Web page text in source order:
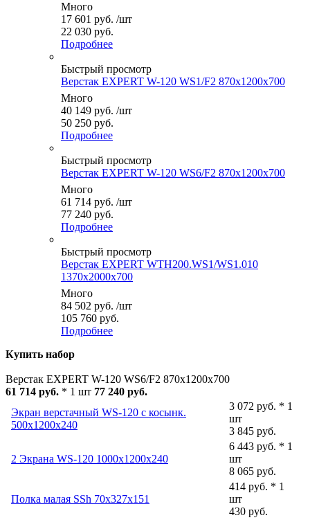
Много
17 601 руб. /шт
22 030 руб.
Подробнее
Быстрый просмотр
Верстак EXPERT W-120 WS1/F2 870x1200x700
Много
40 149 руб. /шт
50 250 руб.
Подробнее
Быстрый просмотр
Верстак EXPERT W-120 WS6/F2 870x1200x700
Много
61 714 руб. /шт
77 240 руб.
Подробнее
Быстрый просмотр
Верстак EXPERT WTH200.WS1/WS1.010
1370x2000x700
Много
84 502 руб. /шт
105 760 руб.
Подробнее
Купить набор
Верстак EXPERT W-120 WS6/F2 870x1200x700
61 714 руб. * 1 шт 77 240 руб.
Экран верстачный WS-120 с косынк.
500x1200x240
3 072 руб. * 1
шт
3 845 руб.
2 Экрана WS-120 1000x1200x240
6 443 руб. * 1
шт
8 065 руб.
Полка малая SSh 70x327x151
414 руб. * 1
шт
430 руб.